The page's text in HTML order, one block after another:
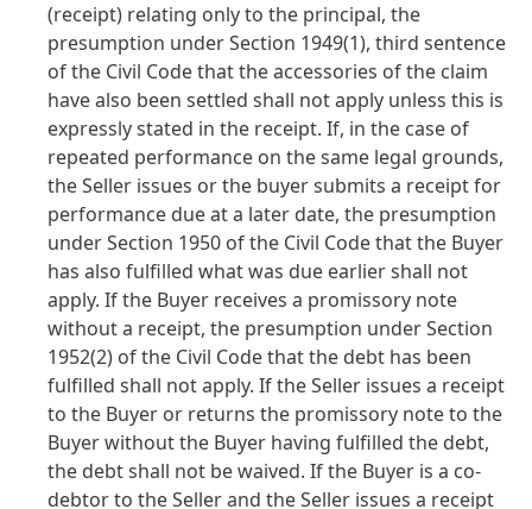
(receipt) relating only to the principal, the
presumption under Section 1949(1), third sentence
of the Civil Code that the accessories of the claim
have also been settled shall not apply unless this is
expressly stated in the receipt. If, in the case of
repeated performance on the same legal grounds,
the Seller issues or the buyer submits a receipt for
performance due at a later date, the presumption
under Section 1950 of the Civil Code that the Buyer
has also fulfilled what was due earlier shall not
apply. If the Buyer receives a promissory note
without a receipt, the presumption under Section
1952(2) of the Civil Code that the debt has been
fulfilled shall not apply. If the Seller issues a receipt
to the Buyer or returns the promissory note to the
Buyer without the Buyer having fulfilled the debt,
the debt shall not be waived. If the Buyer is a co-
debtor to the Seller and the Seller issues a receipt